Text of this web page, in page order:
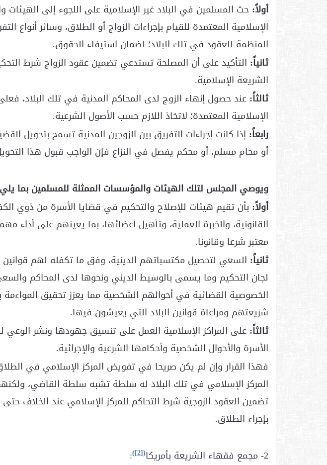
أولاً: حث المسلمين في البلاد غير الإسلامية على اللجوء إلى الهيئات
الإسلامية المعتمدة للقيام بإجراءات الزواج أو الطلاق، وسائر أنواع
المنظمة للعقود في تلك البلاد؛ لضمان استيفاء الحقوق.
ثانياً: التأكيد على أن المصلحة تستدعي تضمين عقود الزواج شرط
الشريعة الإسلامية.
ثالثاً: عند حصول إنهاء الزوج لدى المحاكم المدنية في تلك البلاد،
الإسلامية المعتمدة؛ لاتخاذ اللازم حسب الأصول الشرعية.
رابعاً: إذا كانت إجراءات التفريق بين الزوجين المدنية تسمح بتحويل
أو محام مسلم، أو محكم يفصل في النزاع فإن الواجب قبول هذا
ويوصي المجلس لتلك الهيئات والمؤسسات الممثلة للمسلمين بما
أولاً: بأن تقيم هيئات للإصلاح والتحكيم في قضايا الأسرة من ذوي
القانونية، والخبرة العملية، وتأهيل أعضائها، بما يعينهم على
معتبر شرعا وقانونا.
ثانياً: السعي لتحصيل مكتسباتهم الدينية، وفق ما تكفله لهم قوانين
لجان التحكيم وما يسمى بالوسيط الديني ونحوها لدى المحاكم
الخصوصية القضائية في أحوالهم الشخصية مما يعزز تحقيق المواءمة
شريعتهم ومراعاة قوانين البلاد التي يعيشون فيها.
ثالثاً: على المراكز الإسلامية العمل على تنسيق جهودها ونشر الوعي
الأسرة والأحوال الشخصية وأحكامها الشرعية والإجرائية.
فهذا القرار وإن لم يكن صريحا في تفويض المركز الإسلامي في
المركز الإسلامي في تلك البلاد له سلطة تشبه سلطة القاضي،
تضمين العقود الزوجية شرط التحاكم للمركز الإسلامي عند الخلاف
بإجراء الطلاق.
2- مجمع فقهاء الشريعة بأمريكا(
[2]
)
: